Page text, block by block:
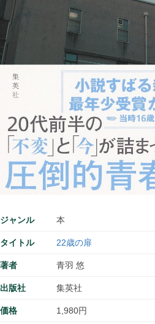
ジャンル 本
タイトル 22歳の扉
著者 青羽 悠
出版社 集英社
価格 1,980円